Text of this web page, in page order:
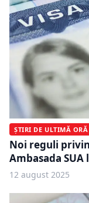
ȘTIRI DE ULTIMĂ ORĂ
Noi reguli
Ambasada
12 august 2025